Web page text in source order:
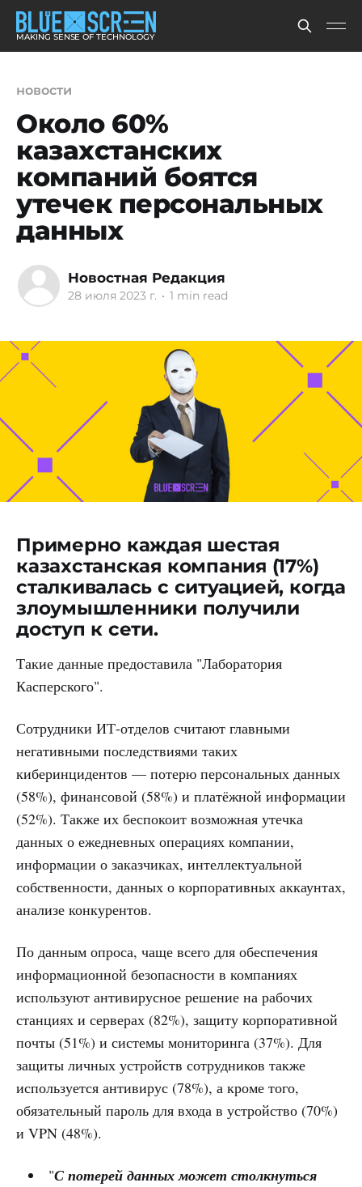
MAKING SENSE OF TECHNOLOGY
новости
Около 60%
казахстанских
компаний боятся
утечек персональных
данных
Новостная Редакция
28 июля 2023 г. • 1 min read
Примерно каждая шестая
казахстанская компания (17%)
сталкивалась с ситуацией, когда
злоумышленники получили
доступ к сети.
Такие данные предоставила "Лаборатория
Касперского".
Сотрудники ИТ-отделов считают главными
негативными последствиями таких
киберинцидентов — потерю персональных данных
(58%), финансовой (58%) и платёжной информации
(52%). Также их беспокоит возможная утечка
данных о ежедневных операциях компании,
информации о заказчиках, интеллектуальной
собственности, данных о корпоративных аккаунтах,
анализе конкурентов.
По данным опроса, чаще всего для обеспечения
информационной безопасности в компаниях
используют антивирусное решение на рабочих
станциях и серверах (82%), защиту корпоративной
почты (51%) и системы мониторинга (37%). Для
защиты личных устройств сотрудников также
используется антивирус (78%), а кроме того,
обязательный пароль для входа в устройство (70%)
и VPN (48%).
"С потерей данных может столкнуться